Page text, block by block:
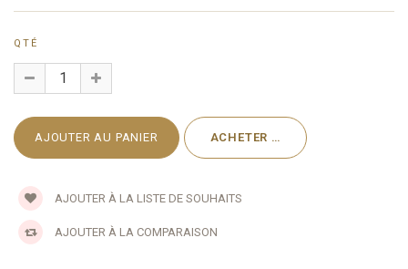
QTÉ
AJOUTER À LA LISTE DE SOUHAITS
AJOUTER À LA COMPARAISON